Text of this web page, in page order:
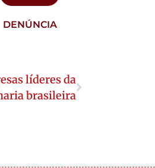
DENÚNCIA
líderes da
brasileira